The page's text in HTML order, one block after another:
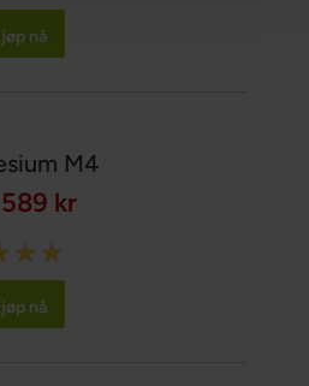
nå
M4
589 kr
nå